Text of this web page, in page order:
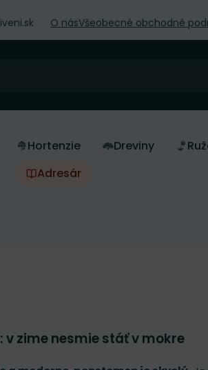
O násVšeobecné obchodné
Hortenzie Dreviny
Adresár
zime nesmie stáť v mokre